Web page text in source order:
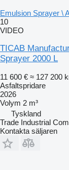
Emulsion Sprayer \
10
VIDEO
TICAB
Sprayer 2000 L
11 600 € ≈ 127 200
Asfaltspridare
2026
Volym 2 m³
Tyskland
Trade Industrial
Kontakta säljaren